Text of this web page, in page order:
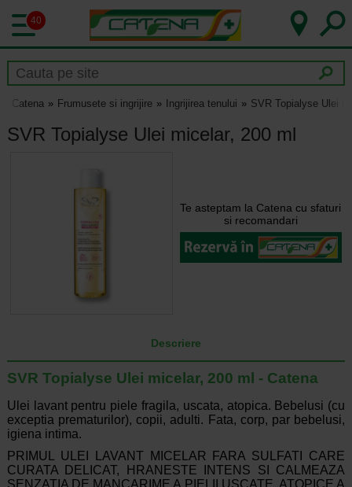
40
Catena Frumusete si ingrijire Ingrijirea tenului SVR Topialyse Ulei
SVR Topialyse Ulei micelar, 200 ml
Te asteptam la Catena cu sfaturi
si recomandari
Descriere
SVR Topialyse Ulei micelar, 200 ml - Catena
Ulei lavant pentru piele fragila, uscata, atopica. Bebelusi (cu
exceptia prematurilor), copii, adulti. Fata, corp, par bebelusi,
igiena intima.
PRIMUL ULEI LAVANT MICELAR FARA SULFATI CARE
CURATA DELICAT, HRANESTE INTENS SI CALMEAZA